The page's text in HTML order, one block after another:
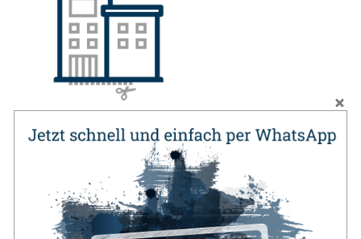
Maßgeschneidert
für Unternehmen
Sparen Sie Zeit und Kosten mit unseren
professionellen Dienstleistungen im Bereich